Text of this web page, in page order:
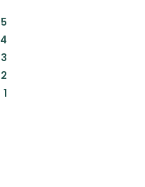
5:
4:
3:
2:
1: